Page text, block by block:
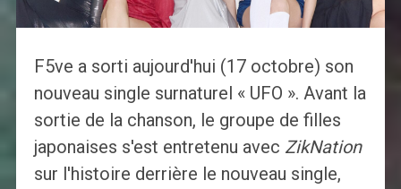
F5ve a sorti aujourd'hui (17 octobre) son
nouveau single surnaturel « UFO ». Avant la
sortie de la chanson, le groupe de filles
japonaises s'est entretenu avec ZikNation
sur l'histoire derrière le nouveau single,